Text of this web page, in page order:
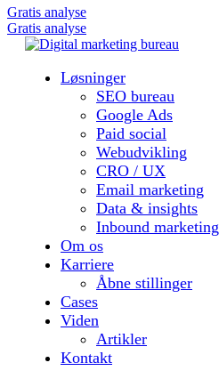
Gratis analyse
Gratis analyse
Løsninger
SEO bureau
Google Ads
Paid social
Webudvikling
CRO / UX
Email marketing
Data & insights
Inbound marketing
Om os
Karriere
Åbne stillinger
Cases
Viden
Artikler
Kontakt